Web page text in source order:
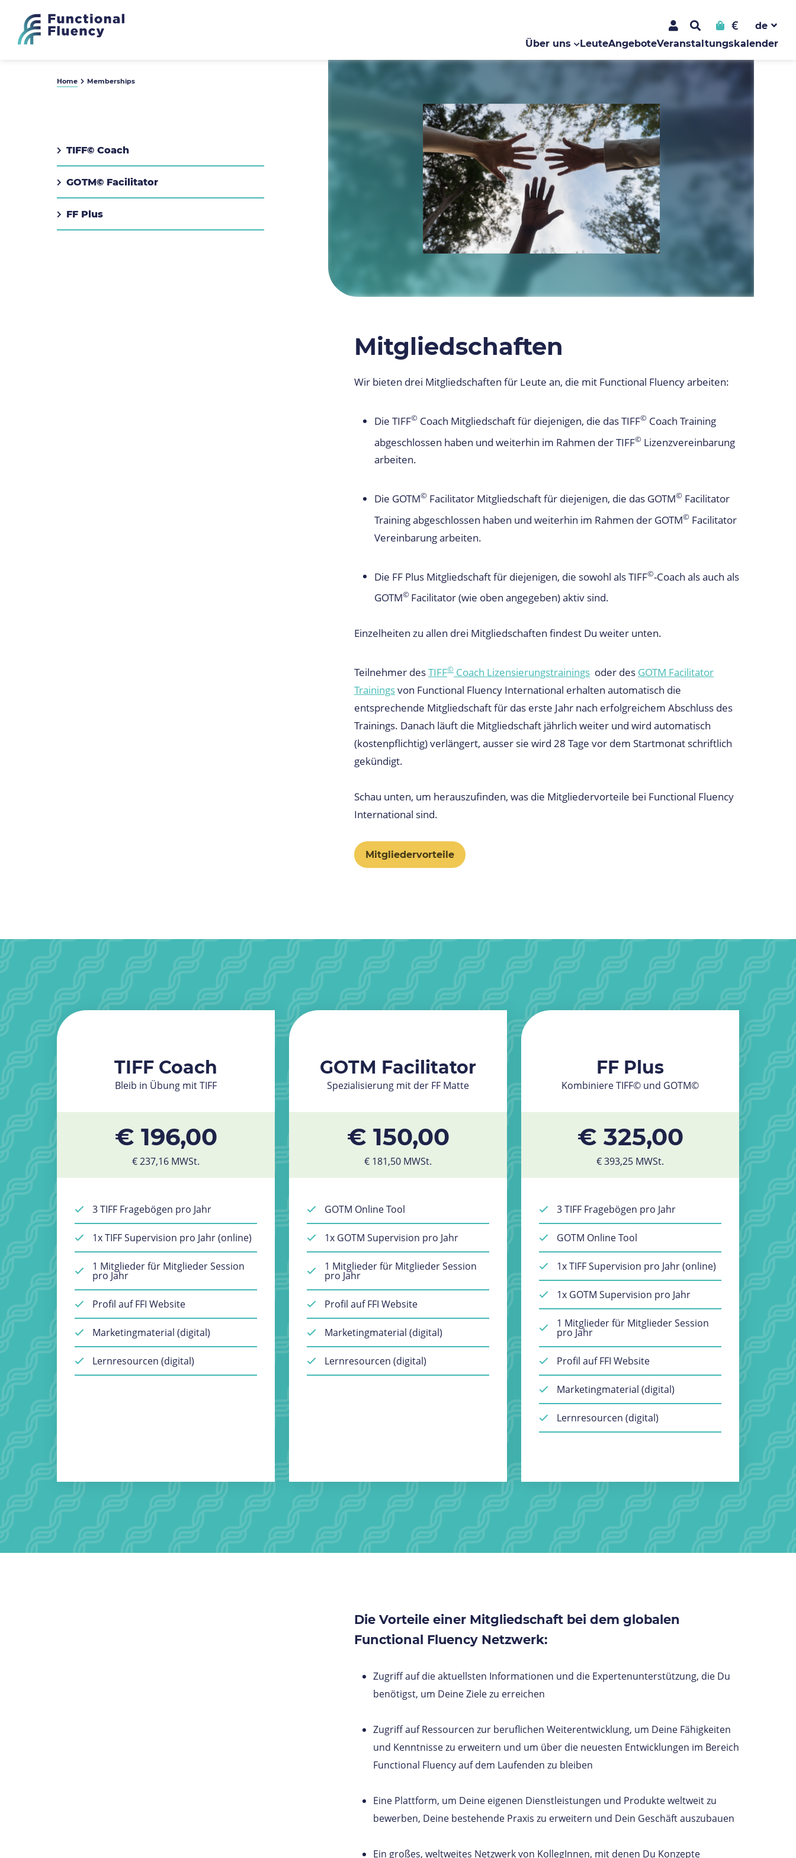
€
Über uns LeuteAngeboteVeranstaltungskalender
Home Memberships
TIFF© Coach
GOTM© Facilitator
FF Plus
Mitgliedschaften
Wir bieten drei Mitgliedschaften für Leute an, die mit Functional Fluency arbeiten:
Die TIFF© Coach Mitgliedschaft für diejenigen, die das TIFF© Coach Training
abgeschlossen haben und weiterhin im Rahmen der TIFF© Lizenzvereinbarung
arbeiten.
Die GOTM© Facilitator Mitgliedschaft für diejenigen, die das GOTM© Facilitator
Training abgeschlossen haben und weiterhin im Rahmen der GOTM© Facilitator
Vereinbarung arbeiten.
Die FF Plus Mitgliedschaft für diejenigen, die sowohl als TIFF©-Coach als auch als
GOTM© Facilitator (wie oben angegeben) aktiv sind.
Einzelheiten zu allen drei Mitgliedschaften findest Du weiter unten.
Teilnehmer desTIFF© Coach Lizensierungstrainings oder des GOTM Facilitator
Trainingsvon Functional Fluency International erhalten automatisch die
entsprechende Mitgliedschaft für das erste Jahr nach erfolgreichem Abschluss des
Trainings. Danach läuft die Mitgliedschaft jährlich weiter und wird automatisch
(kostenpflichtig) verlängert, ausser sie wird 28 Tage vor dem Startmonat schriftlich
gekündigt.
Schau unten, um herauszufinden, was die Mitgliedervorteile bei Functional Fluency
International sind.
Mitgliedervorteile
TIFF Coach
Bleib in Übung mit TIFF
€ 196,00
€ 237,16 MWSt.
3 TIFF Fragebögen pro Jahr
1x TIFF Supervision pro Jahr (online)
1 Mitglieder für Mitglieder Session
pro Jahr
Profil auf FFI Website
Marketingmaterial (digital)
Lernresourcen (digital)
GOTM Facilitator
Spezialisierung mit der FF Matte
€ 150,00
€ 181,50 MWSt.
GOTM Online Tool
1x GOTM Supervision pro Jahr
1 Mitglieder für Mitglieder Session
pro Jahr
Profil auf FFI Website
Marketingmaterial (digital)
Lernresourcen (digital)
FF Plus
Kombiniere TIFF© und GOTM©
€ 325,00
€ 393,25 MWSt.
3 TIFF Fragebögen pro Jahr
GOTM Online Tool
1x TIFF Supervision pro Jahr (online)
1x GOTM Supervision pro Jahr
1 Mitglieder für Mitglieder Session
pro Jahr
Profil auf FFI Website
Marketingmaterial (digital)
Lernresourcen (digital)
Die Vorteile einer Mitgliedschaft bei dem globalen
Functional Fluency Netzwerk:
Zugriff auf die aktuellsten Informationen und die Expertenunterstützung, die Du
benötigst, um Deine Ziele zu erreichen
Zugriff auf Ressourcen zur beruflichen Weiterentwicklung, um Deine Fähigkeiten
und Kenntnisse zu erweitern und um über die neuesten Entwicklungen im Bereich
Functional Fluency auf dem Laufenden zu bleiben
Eine Plattform, um Deine eigenen Dienstleistungen und Produkte weltweit zu
bewerben, Deine bestehende Praxis zu erweitern und Dein Geschäft auszubauen
Ein großes, weltweites Netzwerk von KollegInnen, mit denen Du Konzepte